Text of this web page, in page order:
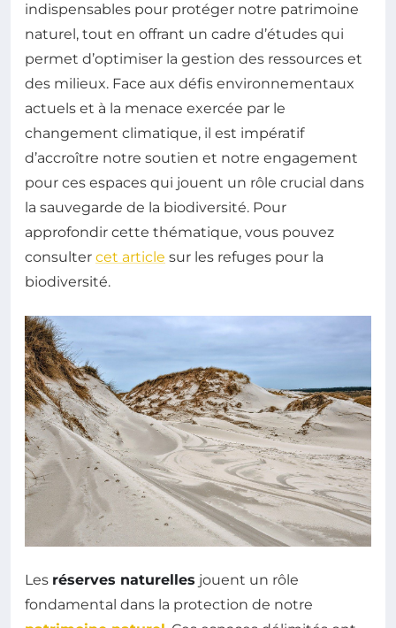
indispensables pour protéger notre patrimoine
naturel, tout en offrant un cadre d’études qui
permet d’optimiser la gestion des ressources et
des milieux. Face aux défis environnementaux
actuels et à la menace exercée par le
changement climatique, il est impératif
d’accroître notre soutien et notre engagement
pour ces espaces qui jouent un rôle crucial dans
la sauvegarde de la biodiversité. Pour
approfondir cette thématique, vous pouvez
consulter cet article sur les refuges pour la
biodiversité.
Les réserves naturelles jouent un rôle
fondamental dans la protection de notre